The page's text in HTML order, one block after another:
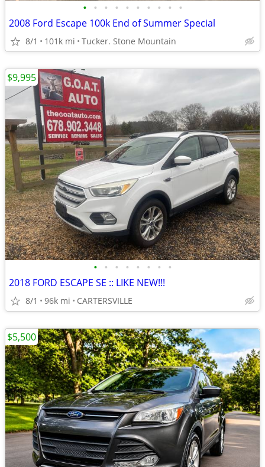
• • • • • • • • • •
2008 Ford Escape 100k End of Summer Special
8/1 101k mi Tucker. Stone Mountain
• • • • • • • •
2018 FORD ESCAPE SE :: LIKE NEW!!!
8/1 96k mi CARTERSVILLE
$9,995
$5,500